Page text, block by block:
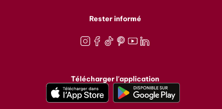
Rester informé
Télécharger l'application